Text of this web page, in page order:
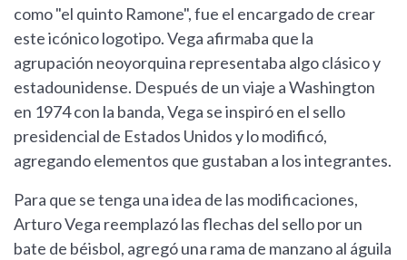
como "el quinto Ramone", fue el encargado de crear
este icónico logotipo. Vega afirmaba que la
agrupación neoyorquina representaba algo clásico y
estadounidense. Después de un viaje a Washington
en 1974 con la banda, Vega se inspiró en el sello
presidencial de Estados Unidos y lo modificó,
agregando elementos que gustaban a los integrantes.
Para que se tenga una idea de las modificaciones,
Arturo Vega reemplazó las flechas del sello por un
bate de béisbol, agregó una rama de manzano al águila